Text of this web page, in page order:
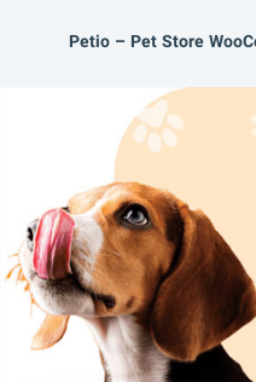
Petio – Pet Store